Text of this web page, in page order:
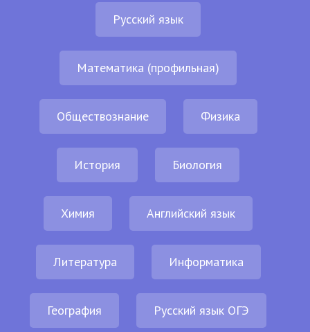
Русский язык
Математика (профильная)
Обществознание Физика
История Биология
Химия Английский язык
Литература Информатика
География Русский язык ОГЭ